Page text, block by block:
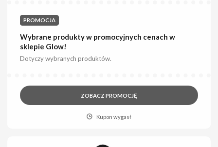
PROMOCJA
Wybrane produkty w promocyjnych cenach w
sklepie Glow!
Dotyczy wybranych produktów.
ZOBACZ PROMOCJĘ
Kupon wygasł